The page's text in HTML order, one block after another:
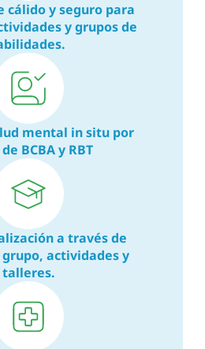
cálido y seguro para
y grupos de
mental in situ por
BCBA y RBT
a través de
actividades y
talleres.